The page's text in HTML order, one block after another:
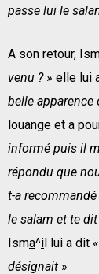
passe lui le
A son retour,
venu ?» elle lui
belle apparence
louange et a
informé puis il
répondu que
t-a
le salam et te
Isma^il lui a dit «
désignait »